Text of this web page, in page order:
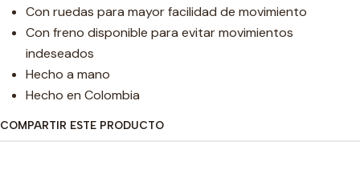
Con ruedas para mayor facilidad de movimiento
Con freno disponible para evitar movimientos
indeseados
Hecho a mano
Hecho en Colombia
COMPARTIR ESTE PRODUCTO